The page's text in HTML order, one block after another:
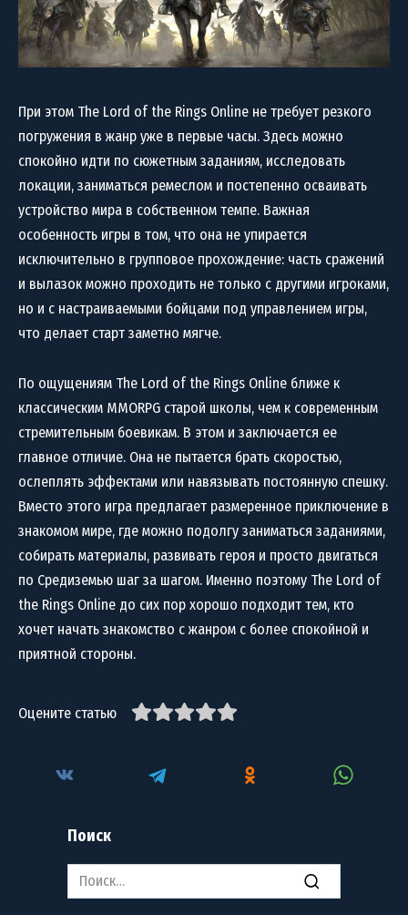
При этом The Lord of the Rings Online не требует резкого
погружения в жанр уже в первые часы. Здесь можно
спокойно идти по сюжетным заданиям, исследовать
локации, заниматься ремеслом и постепенно осваивать
устройство мира в собственном темпе. Важная
особенность игры в том, что она не упирается
исключительно в групповое прохождение: часть сражений
и вылазок можно проходить не только с другими игроками,
но и с настраиваемыми бойцами под управлением игры,
что делает старт заметно мягче.
По ощущениям The Lord of the Rings Online ближе к
классическим MMORPG старой школы, чем к современным
стремительным боевикам. В этом и заключается ее
главное отличие. Она не пытается брать скоростью,
ослеплять эффектами или навязывать постоянную спешку.
Вместо этого игра предлагает размеренное приключение в
знакомом мире, где можно подолгу заниматься заданиями,
собирать материалы, развивать героя и просто двигаться
по Средиземью шаг за шагом. Именно поэтому The Lord of
the Rings Online до сих пор хорошо подходит тем, кто
хочет начать знакомство с жанром с более спокойной и
приятной стороны.
Оцените статью
Поиск
Search
for: